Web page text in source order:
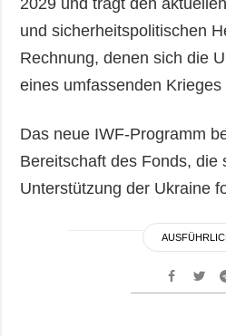
und sicherheitspolitischen
Rechnung, denen sich die
eines umfassenden
Das neue IWF-Programm
Bereitschaft des Fonds, die
Unterstützung der Ukraine